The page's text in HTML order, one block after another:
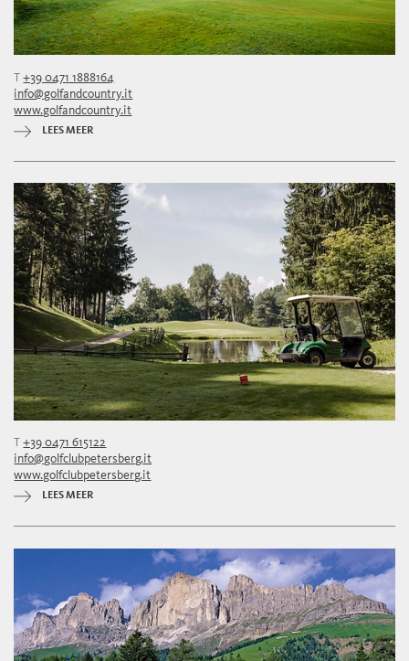
T+39 0471 1888164
info@golfandcountry.it
www.golfandcountry.it
LEES MEER
T+39 0471 615122
info@golfclubpetersberg.it
www.golfclubpetersberg.it
LEES MEER